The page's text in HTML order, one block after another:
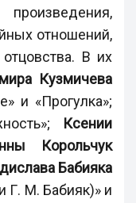
отношений,
В их
Кузмичева
и «Прогулка»;
Ксении
Корольчук
Бабияка
Г. М. Бабияк)» и